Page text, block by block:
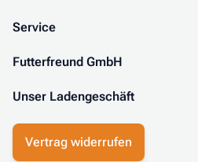
Service
Futterfreund GmbH
Unser Ladengeschäft
Vertrag widerrufen